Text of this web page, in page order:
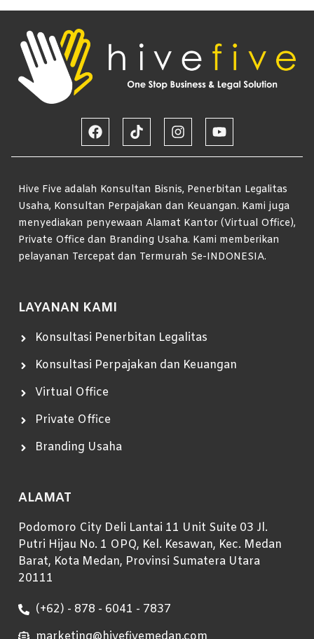
Hive Five adalah Konsultan Bisnis, Penerbitan Legalitas
Usaha, Konsultan Perpajakan dan Keuangan. Kami juga
menyediakan penyewaan Alamat Kantor (Virtual Office),
Private Office dan Branding Usaha. Kami memberikan
pelayanan Tercepat dan Termurah Se-INDONESIA.
LAYANAN KAMI
Konsultasi Penerbitan Legalitas
Konsultasi Perpajakan dan Keuangan
Virtual Office
Private Office
Branding Usaha
ALAMAT
Podomoro City Deli Lantai 11 Unit Suite 03 Jl.
Putri Hijau No. 1 OPQ, Kel. Kesawan, Kec. Medan
Barat, Kota Medan, Provinsi Sumatera Utara
20111
(+62) - 878 - 6041 - 7837